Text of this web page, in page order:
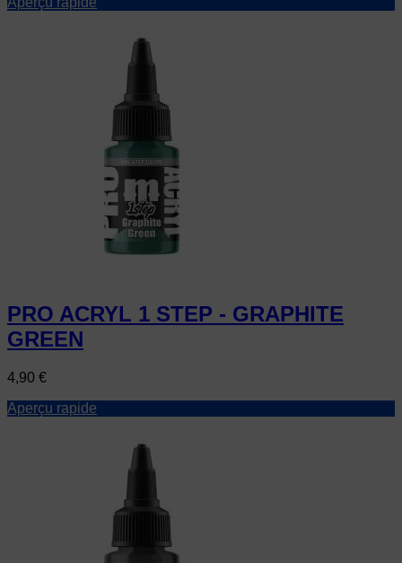
PRO ACRYL 1 STEP - GRAPHITE
GREEN
Prix
4,90 €
Aperçu rapide